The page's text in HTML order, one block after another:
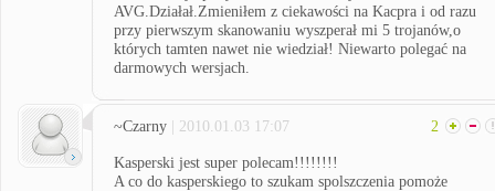
AVG.Działał.Zmieniłem z ciekawości na Kacpra i od razu
przy pierwszym skanowaniu wyszperał mi 5 trojanów,o
których tamten nawet nie wiedział! Niewarto polegać na
darmowych wersjach.
~Czarny | 2010.01.03 17:07 2
Kasperski jest super polecam!!!!!!!!
A co do kasperskiego to szukam spolszczenia pomoże